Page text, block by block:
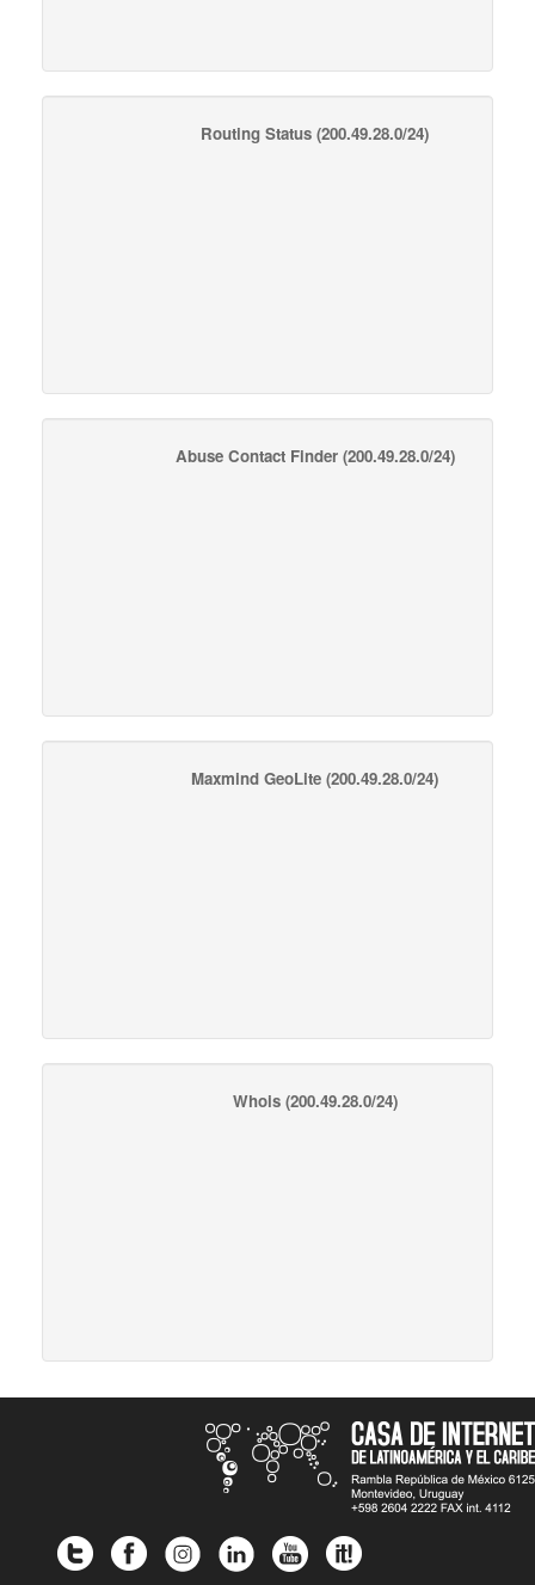
Routing Status (200.49.28.0/24)
Abuse Contact Finder(200.49.28.0/24)
Maxmind GeoLite (200.49.28.0/24)
Whois(200.49.28.0/24)